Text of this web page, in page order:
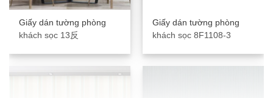
Giấy dán tường phòng
khách sọc 13反
Giấy dán tường phòng
khách sọc 8F1108-3